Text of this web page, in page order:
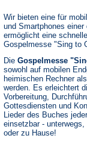
Wir bieten eine für
und Smartphones
ermöglicht eine
Gospelmesse "Sing to
Die Gospelmesse
sowohl auf mobilen
heimischen Rechner
werden. Es erleichtert
Vorbereitung,
Gottesdiensten und
Lieder des Buches
einsetzbar -
oder zu Hause!